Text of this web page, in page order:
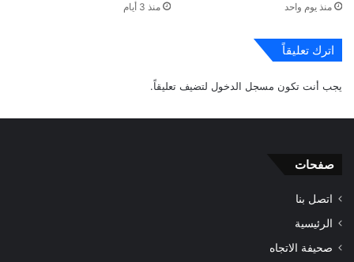
منذ يوم واحد منذ 3 أيام
اترك تعليقاً
يجب أنت تكون مسجل الدخول لتضيف تعليقاً.
صفحات
اتصل بنا
الرئيسية
صحيفة الاتجاه